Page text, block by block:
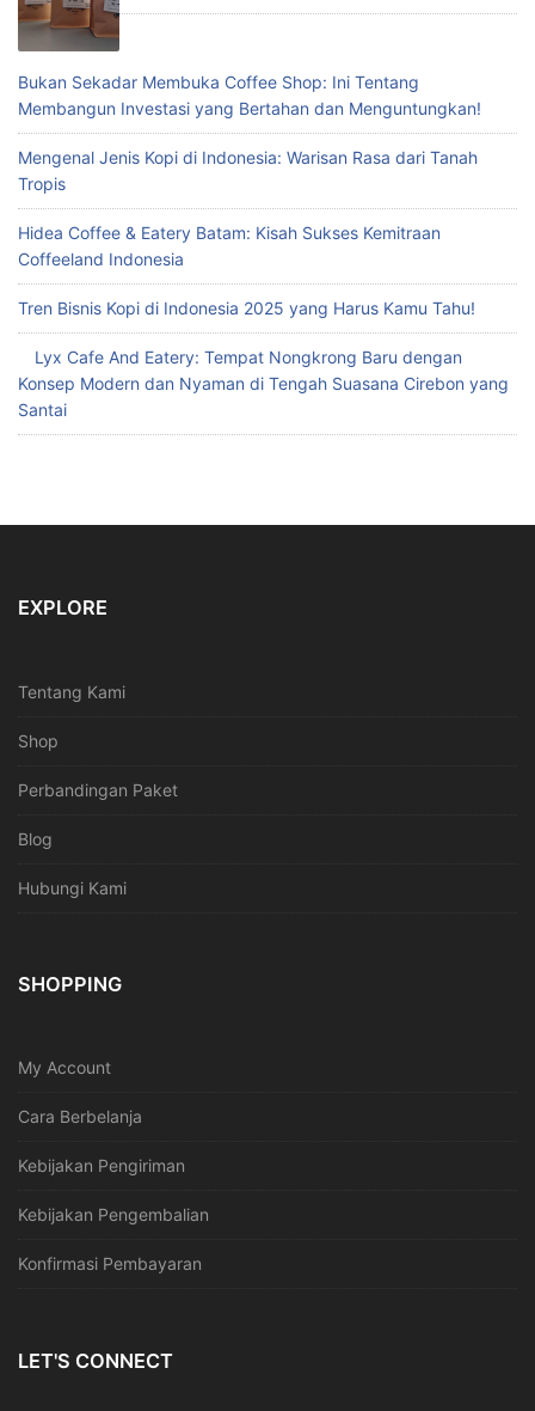
Bukan Sekadar Membuka Coffee Shop: Ini Tentang
Membangun Investasi yang Bertahan dan Menguntungkan!
Mengenal Jenis Kopi di Indonesia: Warisan Rasa dari Tanah
Tropis
Hidea Coffee & Eatery Batam: Kisah Sukses Kemitraan
Coffeeland Indonesia
Tren Bisnis Kopi di Indonesia 2025 yang Harus Kamu Tahu!
Lyx Cafe And Eatery: Tempat Nongkrong Baru dengan
Konsep Modern dan Nyaman di Tengah Suasana Cirebon yang
Santai
EXPLORE
Tentang Kami
Shop
Perbandingan Paket
Blog
Hubungi Kami
SHOPPING
My Account
Cara Berbelanja
Kebijakan Pengiriman
Kebijakan Pengembalian
Konfirmasi Pembayaran
LET'S CONNECT